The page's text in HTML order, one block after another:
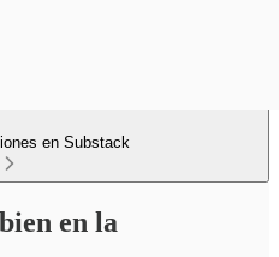
en Substack
en la